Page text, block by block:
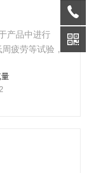
产品中进行
疲劳等试验，